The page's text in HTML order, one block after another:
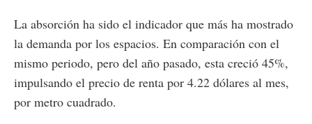
La absorción ha sido el indicador que más ha mostrado
la demanda por los espacios. En comparación con el
mismo periodo, pero del año pasado, esta creció 45%,
impulsando el precio de renta por 4.22 dólares al mes,
por metro cuadrado.